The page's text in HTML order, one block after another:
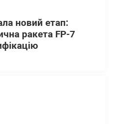
новий етап:
ракета FP-7